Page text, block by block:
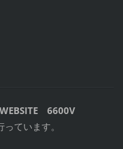
6600V
ています。